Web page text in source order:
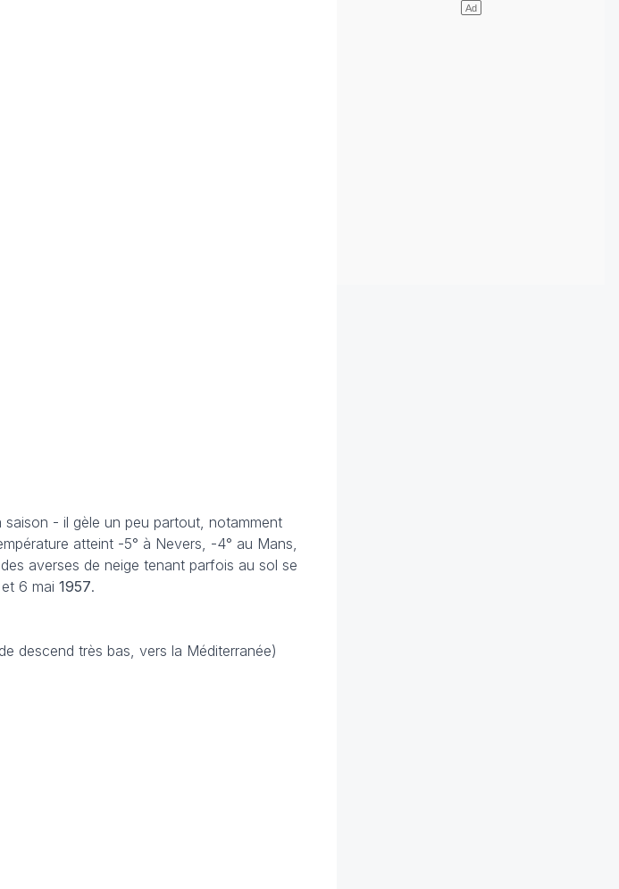
- il gèle un peu partout, notamment
atteint -5° à Nevers, -4° au Mans,
averses de neige tenant parfois au sol se
6 mai 1957.
descend très bas, vers la Méditerranée)